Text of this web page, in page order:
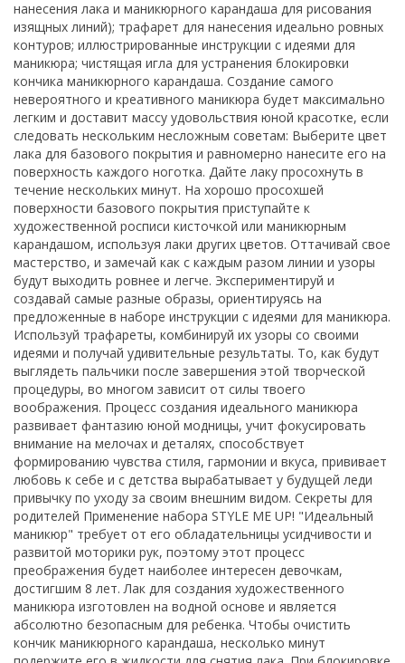
нанесения лака и маникюрного карандаша для рисования
изящных линий); трафарет для нанесения идеально ровных
контуров; иллюстрированные инструкции с идеями для
маникюра; чистящая игла для устранения блокировки
кончика маникюрного карандаша. Создание самого
невероятного и креативного маникюра будет максимально
легким и доставит массу удовольствия юной красотке, если
следовать нескольким несложным советам: Выберите цвет
лака для базового покрытия и равномерно нанесите его на
поверхность каждого ноготка. Дайте лаку просохнуть в
течение нескольких минут. На хорошо просохшей
поверхности базового покрытия приступайте к
художественной росписи кисточкой или маникюрным
карандашом, используя лаки других цветов. Оттачивай свое
мастерство, и замечай как с каждым разом линии и узоры
будут выходить ровнее и легче. Экспериментируй и
создавай самые разные образы, ориентируясь на
предложенные в наборе инструкции с идеями для маникюра.
Используй трафареты, комбинируй их узоры со своими
идеями и получай удивительные результаты. То, как будут
выглядеть пальчики после завершения этой творческой
процедуры, во многом зависит от силы твоего
воображения. Процесс создания идеального маникюра
развивает фантазию юной модницы, учит фокусировать
внимание на мелочах и деталях, способствует
формированию чувства стиля, гармонии и вкуса, прививает
любовь к себе и с детства вырабатывает у будущей леди
привычку по уходу за своим внешним видом. Секреты для
родителей Применение набора STYLE ME UP! "Идеальный
маникюр" требует от его обладательницы усидчивости и
развитой моторики рук, поэтому этот процесс
преображения будет наиболее интересен девочкам,
достигшим 8 лет. Лак для создания художественного
маникюра изготовлен на водной основе и является
абсолютно безопасным для ребенка. Чтобы очистить
кончик маникюрного карандаша, несколько минут